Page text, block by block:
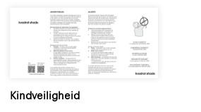
Kindveiligheid